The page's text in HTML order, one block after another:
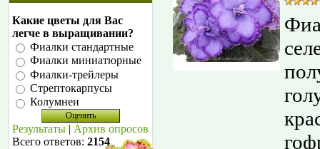
Какие цветы для Вас
легче в выращивании?
Фиалки стандартные
Фиалки миниатюрные
Фиалки-трейлеры
Стрептокарпусы
Колумнеи
Результаты
Архив опросов
Всего ответов: 2154